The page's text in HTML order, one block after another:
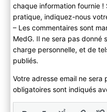
chaque information fournie
pratique, indiquez-nous
– Les commentaires sont
MedG. Il ne sera pas donné
charge personnelle, et de
publiés.
Votre adresse email ne sera
obligatoires sont indiqués